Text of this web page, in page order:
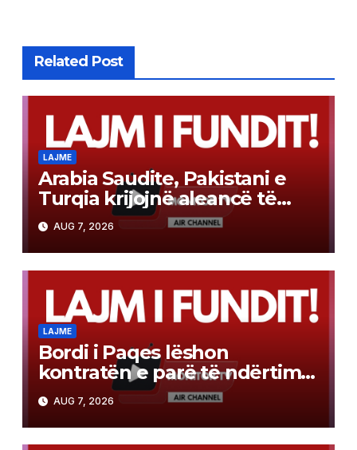
Related Post
LAJME
Arabia Saudite, Pakistani e
Turqia krijojnë aleancë të
përbashkët mbrojtjeje sipas
modelit të NATO-s
AUG 7, 2026
LAJME
Bordi i Paqes lëshon
kontratën e parë të ndërtimit
në Gazë
AUG 7, 2026